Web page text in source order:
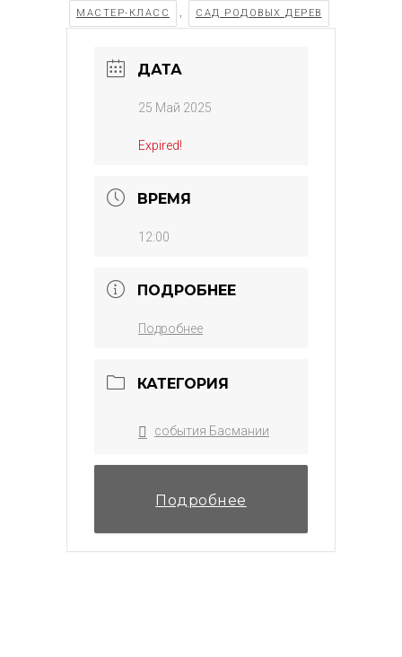
МАСТЕР-КЛАСС , САД РОДОВЫХ ДЕРЕВ
ДАТА
25 Май 2025
Expired!
ВРЕМЯ
12:00
ПОДРОБНЕЕ
Подробнее
КАТЕГОРИЯ
события Басмании
Подробнее